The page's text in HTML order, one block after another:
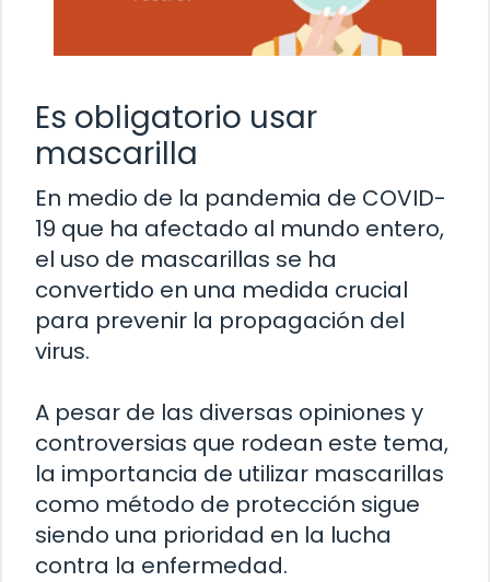
Es obligatorio usar
mascarilla
En medio de la pandemia de COVID-
19 que ha afectado al mundo entero,
el uso de mascarillas se ha
convertido en una medida crucial
para prevenir la propagación del
virus.
A pesar de las diversas opiniones y
controversias que rodean este tema,
la importancia de utilizar mascarillas
como método de protección sigue
siendo una prioridad en la lucha
contra la enfermedad.